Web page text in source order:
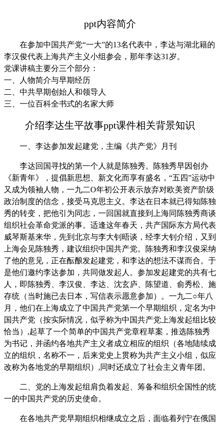
ppt内容简介
在参加中国共产党“一大”的13名代表中，李达与湖北籍的
李汉俊代表上海共产主义小组参会，那年李达31岁。
党课讲稿主要分三个部分：
一、人物简介与早期经历
二、中共早期创始人和领导人
三、一位百科全书式的名家大师
介绍李达生平故事ppt课件相关背景知识
一、李达参加发起建党，主编《共产党》月刊
李达回国寻找的第一个人就是陈独秀。陈独秀早因创办
《新青年》，提倡新思想、新文化而享有盛名，“五四”运动中
又成为领袖人物，一九二O年初公开表示放弃对欧美资产阶级
政治制度的信念，接受马克思主义。李达在日本就已得知陈独
秀的转变，把他引为同志，一回国就直接到上海同陈独秀商谈
组织社会革命党派的事。适逢这年春天，共产国际东方局代表
威琴斯基来华，先到北京与李大钊晤谈，经李大钊介绍，又到
上海会见陈独秀，建议组织中国共产党。陈独秀和李汉俊采纳
了他的意见，正在酝酿发起建党，和李达的想法不谋而合。于
是他们邀约李达参加，共同做发起人。参加发起建党的共有七
人，即陈独秀、李汉俊、李达、沈玄庐、陈望道、俞秀松、施
存统（当时施已去日本，写信表示愿意参加）。一九二○年八
月，他们在上海成立了中国共产党第一个早期组织，定名为中
国共产党（按实际情况，似乎称为中国共产党上海发起组比较
恰当）,起草了一个简单的中国共产党章程草案，推选陈独秀
为书记，并函约各地共产主义者成立相应的组织（各地陆续成
立的组织，名称不一，后来党史上贯称为共产主义小组，似应
改称为各地党的早期组织）,同时还成立了社会主义青年团。
二、党的上海发起组肩负着发起、筹备和组织全国性的统
一的中国共产党的历史使命。
在各地共产党早期组织相继成立之后，面临着列宁在俄国